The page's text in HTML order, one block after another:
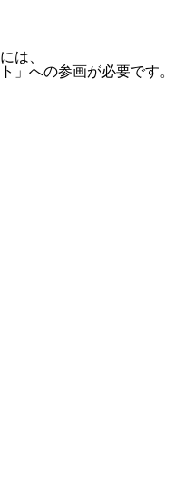
は、
」への参画が必要です。